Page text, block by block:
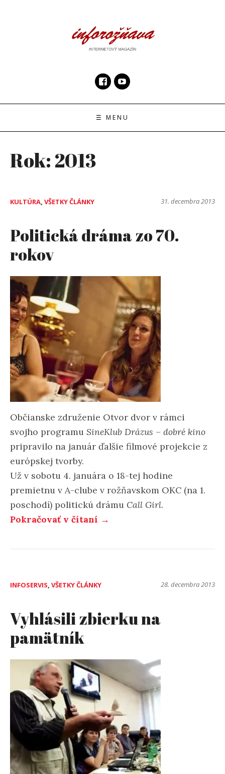
☰ MENU
Rok:2013
KULTÚRA, VŠETKY ČLÁNKY 31. decembra 2013
Politická dráma zo 70.
rokov
Občianske združenie Otvor dvor v rámci
svojho programu SineKlub Drázus – dobré kino
pripravilo na január ďalšie filmové projekcie z
európskej tvorby.
Už v sobotu 4. januára o 18-tej hodine
premietnu v A-clube v rožňavskom OKC (na 1.
poschodí) politickú drámu Call Girl.
Pokračovať v čítaní →
INFOSERVIS, VŠETKY ČLÁNKY 28. decembra 2013
Vyhlásili zbierku na
pamätník